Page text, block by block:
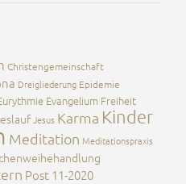
Christengemeinschaft
Dreigliederung Epidemie
Evangelium Freiheit
Jesus Karma Kinder
Meditation Meditationspraxis
Post 11-2020